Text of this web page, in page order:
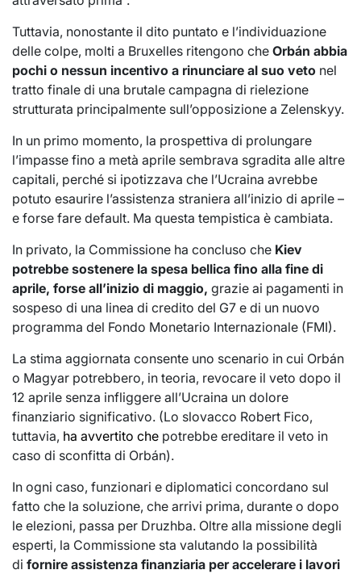
Tuttavia, nonostante il dito puntato e l’individuazione
delle colpe, molti a Bruxelles ritengono che Orbán abbia
pochi o nessun incentivo a rinunciare al suo veto nel
tratto finale di una brutale campagna di rielezione
strutturata principalmente sull’opposizione a Zelenskyy.
In un primo momento, la prospettiva di prolungare
l’impasse fino a metà aprile sembrava sgradita alle altre
capitali, perché si ipotizzava che l’Ucraina avrebbe
potuto esaurire l’assistenza straniera all’inizio di aprile –
e forse fare default. Ma questa tempistica è cambiata.
In privato, la Commissione ha concluso che Kiev
potrebbe sostenere la spesa bellica fino alla fine di
aprile, forse all’inizio di maggio, grazie ai pagamenti in
sospeso di una linea di credito del G7 e di un nuovo
programma del Fondo Monetario Internazionale (FMI).
La stima aggiornata consente uno scenario in cui Orbán
o Magyar potrebbero, in teoria, revocare il veto dopo il
12 aprile senza infliggere all’Ucraina un dolore
finanziario significativo. (Lo slovacco Robert Fico,
tuttavia, ha avvertito che potrebbe ereditare il veto in
caso di sconfitta di Orbán).
In ogni caso, funzionari e diplomatici concordano sul
fatto che la soluzione, che arrivi prima, durante o dopo
le elezioni, passa per Druzhba. Oltre alla missione degli
esperti, la Commissione sta valutando la possibilità
di fornire assistenza finanziaria per accelerare i lavori